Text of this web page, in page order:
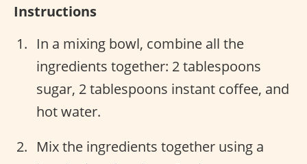
Instructions
In a mixing bowl, combine all the
ingredients together: 2 tablespoons
sugar, 2 tablespoons instant coffee, and
hot water.
Mix the ingredients together using a